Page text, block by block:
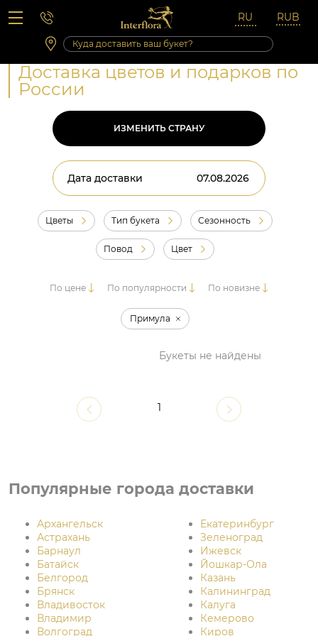
Вопросы-ответы
Сб 10:00 ‐ 14:00
Выходные и праздничные дни
Доставка цветов и подарков по
России
ИЗМЕНИТЬ СТРАНУ
Дата доставки
Цветы Тип букета Сезонность
Повод Цвет
По цене По популярности По новизне
Примула
Букеты не найдены
1
Популярные города доставки
Архангельск
Астрахань
Барнаул
Батайск
Белгород
Брянск
Владивосток
Владимир
Волгоград
Екатеринбург
Зеленоград
Ижевск
Йошкар-Ола
Казань
Калининград
Калуга
Кемерово
Киров